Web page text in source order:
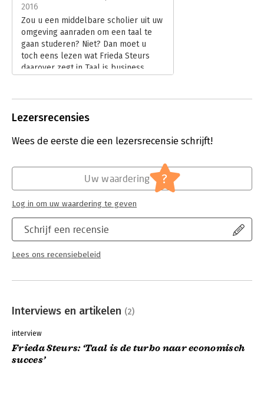
Hoofdrubriek: Algemeen management
2016
Zou u een middelbare scholier uit uw
omgeving aanraden om een taal te
gaan studeren? Niet? Dan moet u
toch eens lezen wat Frieda Steurs
daarover zegt in Taal is business.
Lezersrecensies
Wees de eerste die een lezersrecensie schrijft!
Schrijf een recensie
Lees ons recensiebeleid
Uw waardering ?
Log in om uw waardering te geven
Interviews en artikelen (2)
interview
Frieda Steurs: ‘Taal is de turbo naar economisch
succes’